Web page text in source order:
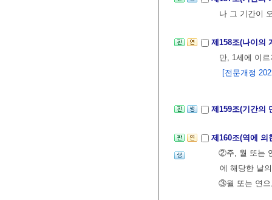
나 그 기간이
제158조(나이의
만, 1세에 이
[전문개정
제159조(기간의
제160조(역에
②주, 월 또는
에 해당한 날
③월 또는 연으